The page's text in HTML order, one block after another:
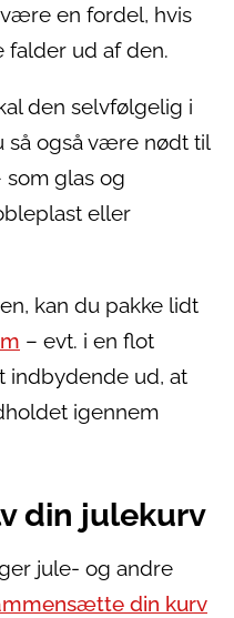
en fordel, hvis
falder ud af den.
den selvfølgelig i
så også være nødt til
glas og
eller
kan du pakke lidt
– evt. i en flot
indbydende ud, at
igennem
din julekurv
jule- og andre
din kurv